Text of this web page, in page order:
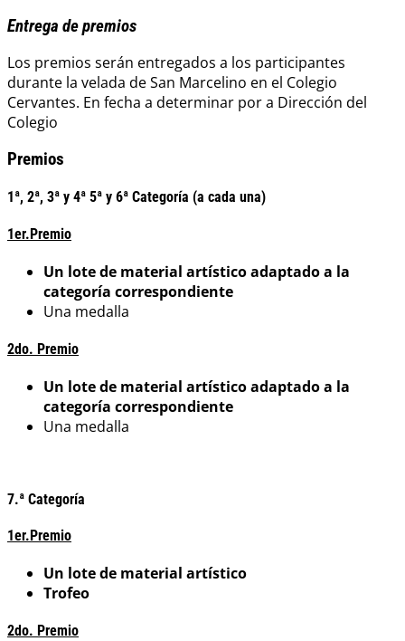
Entrega de premios
Los premios serán entregados a los participantes
durante la velada de San Marcelino en el Colegio
Cervantes. En fecha a determinar por a Dirección del
Colegio
Premios
1ª, 2ª, 3ª y 4ª 5ª y 6ª Categoría (a cada una)
1er.Premio
Un lote de material artístico adaptado a la
categoría correspondiente
Una medalla
2do. Premio
Un lote de material artístico adaptado a la
categoría correspondiente
Una medalla
7.ª Categoría
1er.Premio
Un lote de material artístico
Trofeo
2do. Premio